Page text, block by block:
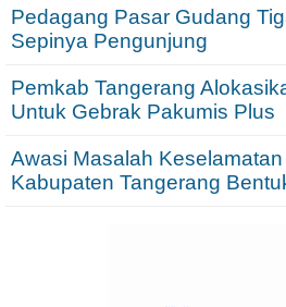
Pedagang Pasar Gudang
Sepinya Pengunjung
Pemkab Tangerang
Untuk Gebrak Pakumis Plus
Awasi Masalah
Kabupaten Tangerang